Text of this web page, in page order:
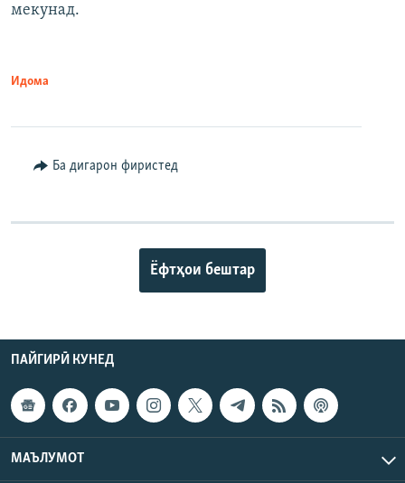
мекунад.
Идома
Ба дигарон фиристед
Ёфтҳои бештар
ПАЙГИРӢ КУНЕД
МАЪЛУМОТ